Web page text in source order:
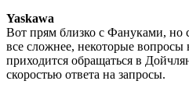
Yaskawa
Вот прям близко с Фануками, но
все сложнее, некоторые вопросы
приходится обращаться в
скоростью ответа на запросы.